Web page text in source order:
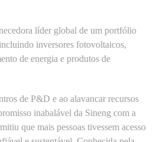
líder global de um portfólio
inversores fotovoltaicos,
de energia e produtos de
de P&D e ao alavancar recursos
inabalável da Sineng com a
que mais pessoas tivessem acesso